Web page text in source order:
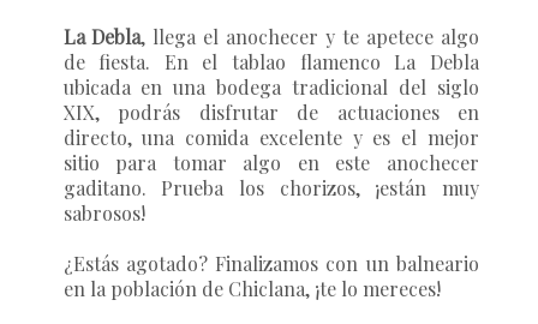
La Debla, llega el anochecer y te apetece algo
de fiesta. En el tablao flamenco La Debla
ubicada en una bodega tradicional del siglo
XIX, podrás disfrutar de actuaciones en
directo, una comida excelente y es el mejor
sitio para tomar algo en este anochecer
gaditano. Prueba los chorizos, ¡están muy
sabrosos!
¿Estás agotado? Finalizamos con un balneario
en la población de Chiclana, ¡te lo mereces!